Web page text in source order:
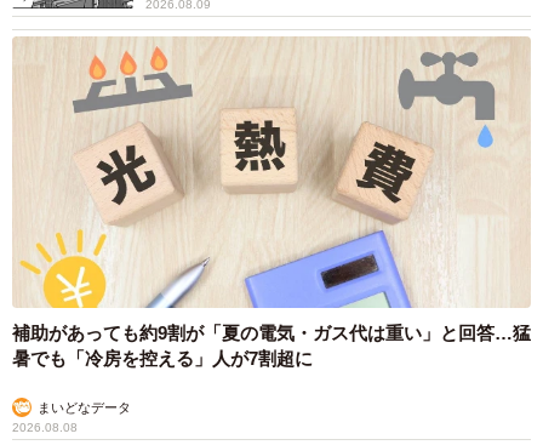
2026.08.09
補助があっても約9割が「夏の電気・ガス代は重い」と回答…猛
暑でも「冷房を控える」人が7割超に
まいどなデータ
2026.08.08